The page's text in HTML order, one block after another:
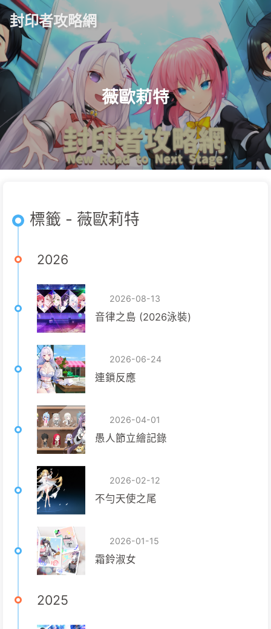
封印者攻略網
薇歐莉特
標籤 - 薇歐莉特
2026
2026-08-13
音律之島 (2026泳裝)
2026-06-24
連鎖反應
2026-04-01
愚人節立繪記錄
2026-02-12
不勻天使之尾
2026-01-15
霜鈴淑女
2025